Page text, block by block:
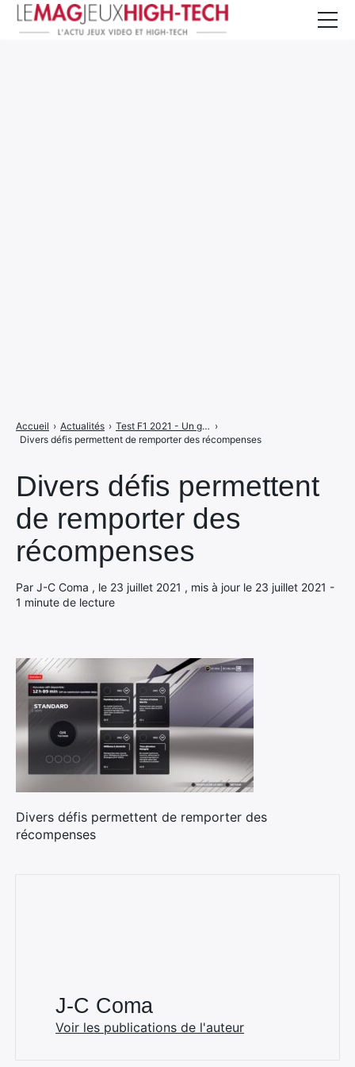
Divers défis permettent
de remporter des
récompenses
Par J-C Coma , le 23 juillet 2021 , mis à jour le 23 juillet 2021 -
1 minute de lecture
Accueil › Actualités › Test F1 2021 - Un grand jeu de Formule 1 qui stagne (un peu) ›
Divers défis permettent de remporter des récompenses
Divers défis permettent de remporter des
récompenses
J-C Coma
Voir les publications de l'auteur